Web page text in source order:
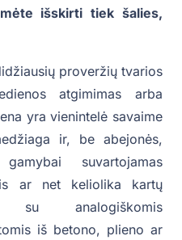
išskirti tiek šalies,
proveržių tvarios
atgimimas arba
yra vienintelė savaime
ir, be abejonės,
suvartojamas
ar net keliolika kartų
su analogiškomis
iš betono, plieno ar